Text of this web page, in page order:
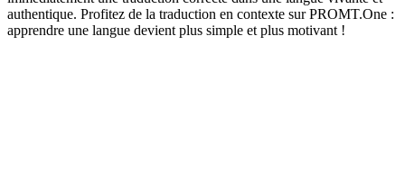
authentique. Profitez de la traduction en contexte sur PROMT.One :
apprendre une langue devient plus simple et plus motivant !